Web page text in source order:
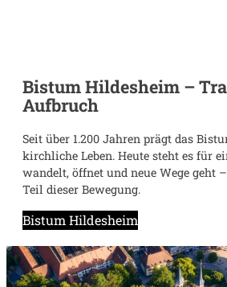
Bistum Hildesheim –
Aufbruch
Seit über 1.200 Jahren prägt das
kirchliche Leben. Heute steht es für
wandelt, öffnet und neue Wege geht
Teil dieser Bewegung.
Bistum Hildesheim